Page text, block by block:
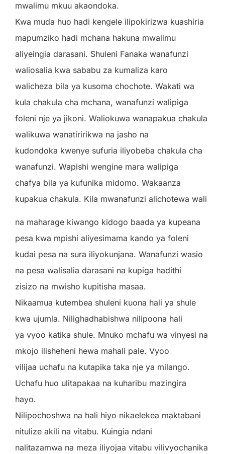
mwalimu mkuu akaondoka.
Kwa muda huo hadi kengele ilipokirizwa kuashiria
mapumziko hadi mchana hakuna mwalimu
aliyeingia darasani. Shuleni Fanaka wanafunzi
waliosalia kwa sababu za kumaliza karo
walicheza bila ya kusoma chochote. Wakati wa
kula chakula cha mchana, wanafunzi walipiga
foleni nje ya jikoni. Waliokuwa wanapakua chakula
walikuwa wanatiririkwa na jasho na
kudondoka kwenye sufuria iliyobeba chakula cha
wanafunzi. Wapishi wengine mara walipiga
chafya bila ya kufunika midomo. Wakaanza
kupakua chakula. Kila mwanafunzi alichotewa wali
na maharage kiwango kidogo baada ya kupeana
pesa kwa mpishi aliyesimama kando ya foleni
kudai pesa na sura iliyokunjana. Wanafunzi wasio
na pesa walisalia darasani na kupiga hadithi
zisizo na mwisho kupitisha masaa.
Nikaamua kutembea shuleni kuona hali ya shule
kwa ujumla. Nilighadhabishwa nilipoona hali
ya vyoo katika shule. Mnuko mchafu wa vinyesi na
mkojo ilisheheni hewa mahali pale. Vyoo
vilijaa uchafu na kutapika taka nje ya milango.
Uchafu huo ulitapakaa na kuharibu mazingira
hayo.
Nilipochoshwa na hali hiyo nikaelekea maktabani
nitulize akili na vitabu. Kuingia ndani
nalitazamwa na meza iliyojaa vitabu vilivyochanika